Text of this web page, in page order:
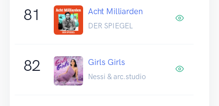
81 Acht Milliarden
DER SPIEGEL
82 Girls Girls
Nessi & arc.studio